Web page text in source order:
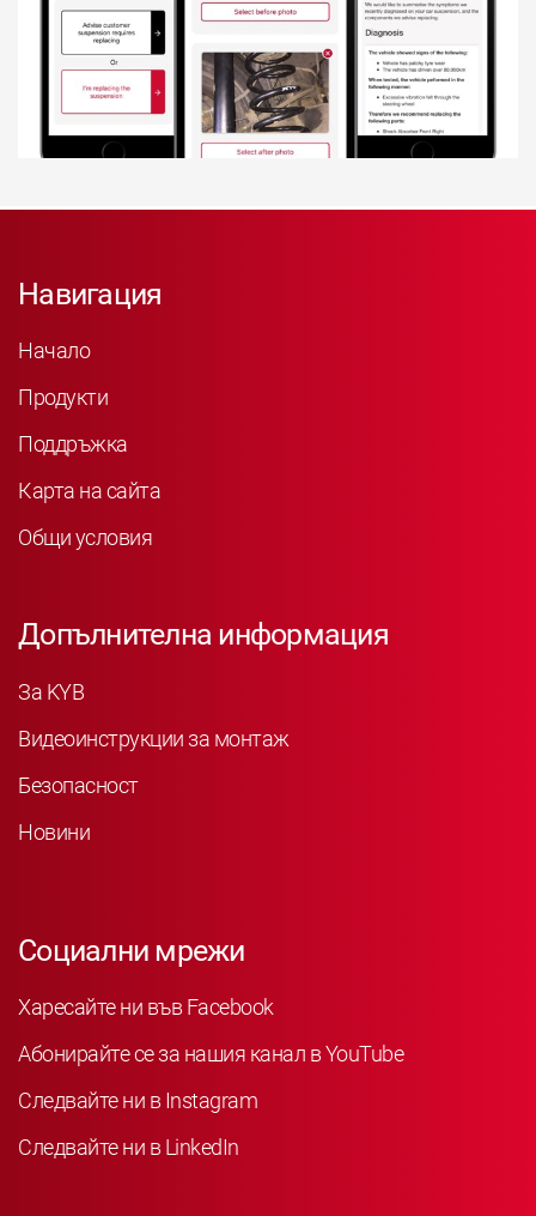
Навигация
Начало
Продукти
Поддръжка
Карта на сайта
Общи условия
Допълнителна информация
За KYB
Видеоинструкции за монтаж
Безопасност
Новини
Социални мрежи
Харесайте ни във Facebook
Абонирайте се за нашия канал в YouTube
Следвайте ни в Instagram
Следвайте ни в LinkedIn